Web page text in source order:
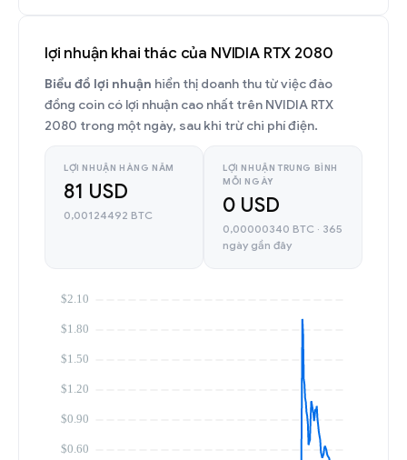
lợi nhuận khai thác của NVIDIA RTX 2080
Biểu đồ lợi nhuận hiển thị doanh thu từ việc đào
đồng coin có lợi nhuận cao nhất trên NVIDIA RTX
2080 trong một ngày, sau khi trừ chi phí điện.
LỢI NHUẬN HÀNG NĂM
81 USD
0,00124492 BTC
LỢI NHUẬN TRUNG BÌNH
MỖI NGÀY
0 USD
0,00000340 BTC · 365
ngày gần đây